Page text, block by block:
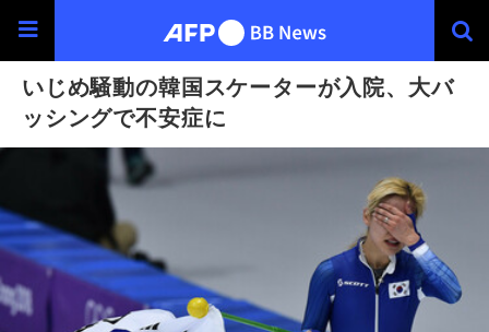
いじめ騒動の韓国スケーターが入院、大バ
ッシングで不安症に